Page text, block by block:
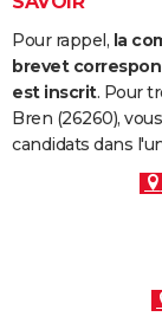
S'inscrire
Se connecter
Lycées
Collèges
Primaires
Universités
Entreprises
Service militaire
Avis de recherche
AVIS DE DÉCÈS
FORUM
Pour rappel, la
brevet
est inscrit. Pour
Bren (26260),
candidats dans